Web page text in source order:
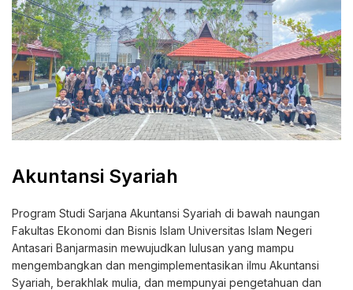
Akuntansi Syariah
Program Studi Sarjana Akuntansi Syariah di bawah naungan
Fakultas Ekonomi dan Bisnis Islam Universitas Islam Negeri
Antasari Banjarmasin mewujudkan lulusan yang mampu
mengembangkan dan mengimplementasikan ilmu Akuntansi
Syariah, berakhlak mulia, dan mempunyai pengetahuan dan